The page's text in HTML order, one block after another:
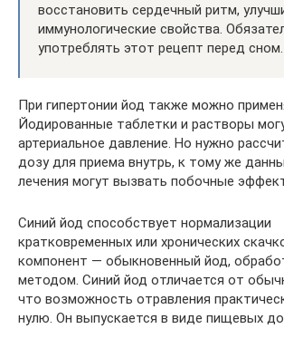
восстановить сердечный ритм,
иммунологические свойства.
употреблять этот рецепт перед сном.
При гипертонии йод также можно
Йодированные таблетки и растворы
артериальное давление. Но нужно
дозу для приема внутрь, к тому же
лечения могут вызвать побочные
Синий йод способствует нормализации
кратковременных или хронических
компонент — обыкновенный йод,
методом. Синий йод отличается от
что возможность отравления
нулю. Он выпускается в виде пищевых